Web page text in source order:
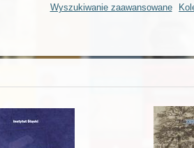
Wyszukiwanie zaawansowane